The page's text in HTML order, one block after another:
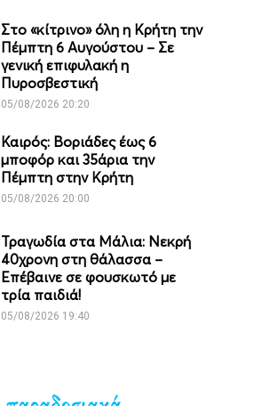
Στο «κίτρινο» όλη η Κρήτη την
Πέμπτη 6 Αυγούστου – Σε
γενική επιφυλακή η
Πυροσβεστική
05/08/2026 20:20
Καιρός: Βοριάδες έως 6
μποφόρ και 35άρια την
Πέμπτη στην Κρήτη
05/08/2026 20:00
Τραγωδία στα Μάλια: Νεκρή
40χρονη στη θάλασσα –
Επέβαινε σε φουσκωτό με
τρία παιδιά!
05/08/2026 19:40